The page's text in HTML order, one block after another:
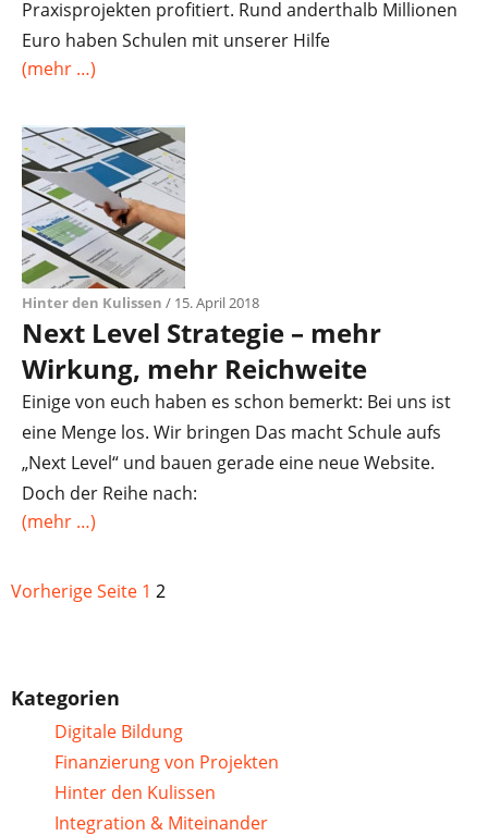
Praxisprojekten profitiert. Rund anderthalb Millionen
Euro haben Schulen mit unserer Hilfe
(mehr …)
Hinter den Kulissen / 15. April 2018
Next Level Strategie – mehr
Wirkung, mehr Reichweite
Einige von euch haben es schon bemerkt: Bei uns ist
eine Menge los. Wir bringen Das macht Schule aufs
„Next Level“ und bauen gerade eine neue Website.
Doch der Reihe nach:
(mehr …)
Vorherige Seite 1 2
Kategorien
Digitale Bildung
Finanzierung von Projekten
Hinter den Kulissen
Integration & Miteinander